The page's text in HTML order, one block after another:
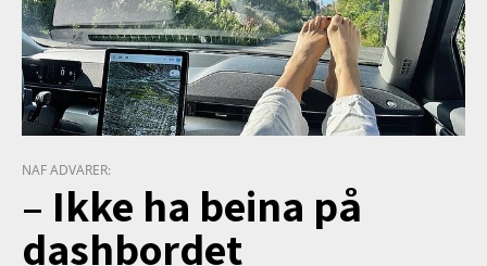
NAF ADVARER:
– Ikke ha beina på
dashbordet